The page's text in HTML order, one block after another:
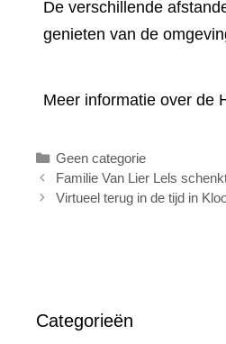
De verschillende
genieten van de
Meer informatie over de
Categorieën
Geen categorie
Familie Van Lier Lels
Virtueel terug in de tijd in
Categorieën